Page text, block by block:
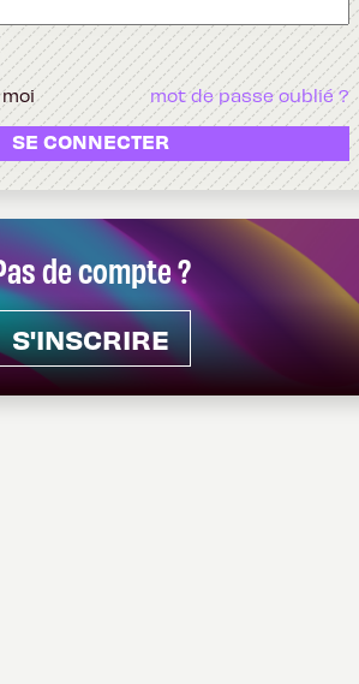
de compte ?
S'INSCRIRE
mot de passe oublié ?
SE CONNECTER